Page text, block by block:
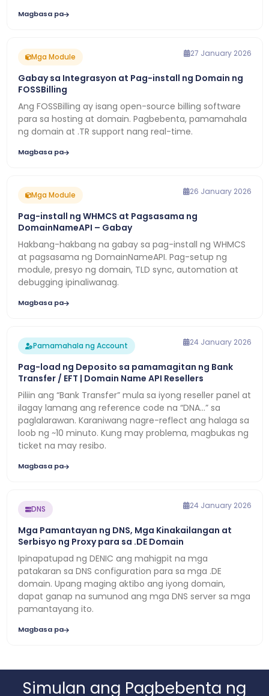
Magbasa pa
Mga Module 27 January 2026
Gabay sa Integrasyon at Pag-install ng Domain ng
FOSSBilling
Ang FOSSBilling ay isang open-source billing software
para sa hosting at domain. Pagbebenta, pamamahala
ng domain at .TR support nang real-time.
Magbasa pa
Mga Module 26 January 2026
Pag-install ng WHMCS at Pagsasama ng
DomainNameAPI – Gabay
Hakbang-hakbang na gabay sa pag-install ng WHMCS
at pagsasama ng DomainNameAPI. Pag-setup ng
module, presyo ng domain, TLD sync, automation at
debugging ipinaliwanag.
Magbasa pa
Pamamahala ng Account 24 January 2026
Pag-load ng Deposito sa pamamagitan ng Bank
Transfer / EFT | Domain Name API Resellers
Piliin ang “Bank Transfer” mula sa iyong reseller panel at
ilagay lamang ang reference code na “DNA…” sa
paglalarawan. Karaniwang nagre-reflect ang halaga sa
loob ng ~10 minuto. Kung may problema, magbukas ng
ticket na may resibo.
Magbasa pa
DNS 24 January 2026
Mga Pamantayan ng DNS, Mga Kinakailangan at
Serbisyo ng Proxy para sa .DE Domain
Ipinapatupad ng DENIC ang mahigpit na mga
patakaran sa DNS configuration para sa mga .DE
domain. Upang maging aktibo ang iyong domain,
dapat ganap na sumunod ang mga DNS server sa mga
pamantayang ito.
Magbasa pa
Simulan ang Pagbebenta ng